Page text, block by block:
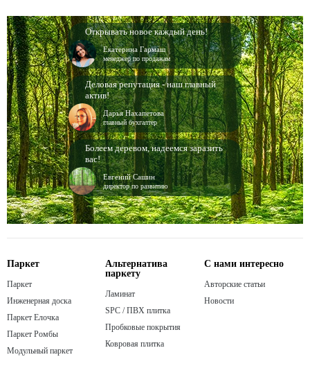
Открывать новое каждый день!
Екатерина Гармаш
менеджер по продажам
Деловая репутация - наш главный
актив!
Дарья Нахапетова
главный бухгалтер
Болеем деревом, надеемся заразить
вас!
Евгений Сашин
директор по развитию
Паркет
Паркет
Инженерная доска
Паркет Елочка
Паркет Ромбы
Модульный паркет
Альтернатива
паркету
Ламинат
SPC / ПВХ плитка
Пробковые покрытия
Ковровая плитка
С нами интересно
Авторские статьи
Новости